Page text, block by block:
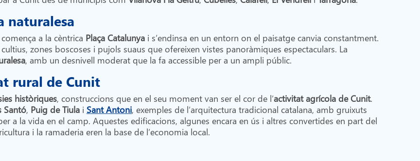
naturalesa
a la cèntrica Plaça Catalunyai s’endinsa en un entorn on el paisatge canvia constantment.
zones boscoses i pujols suaus que ofereixen vistes panoràmiques espectaculars. La
, amb un desnivell moderat que la fa accessible per a un ampli públic.
rural de Cunit
històriques, construccions que en el seu moment van ser el cor de l’activitat agrícola de Cunit.
Santó, Puig de Tiulai Sant Antoni, exemples de l’arquitectura tradicional catalana, amb gruixuts
a la vida en el camp. Aquestes edificacions, algunes encara en ús i altres convertides en part del
i la ramaderia eren la base de l’economia local.